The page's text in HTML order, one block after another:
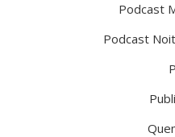
Podcast
Podcast